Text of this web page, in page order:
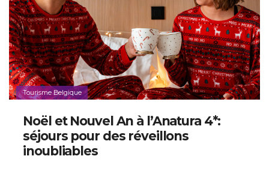
Tourisme Belgique
Noël et Nouvel An à l’Anatura 4*:
séjours pour des réveillons
inoubliables